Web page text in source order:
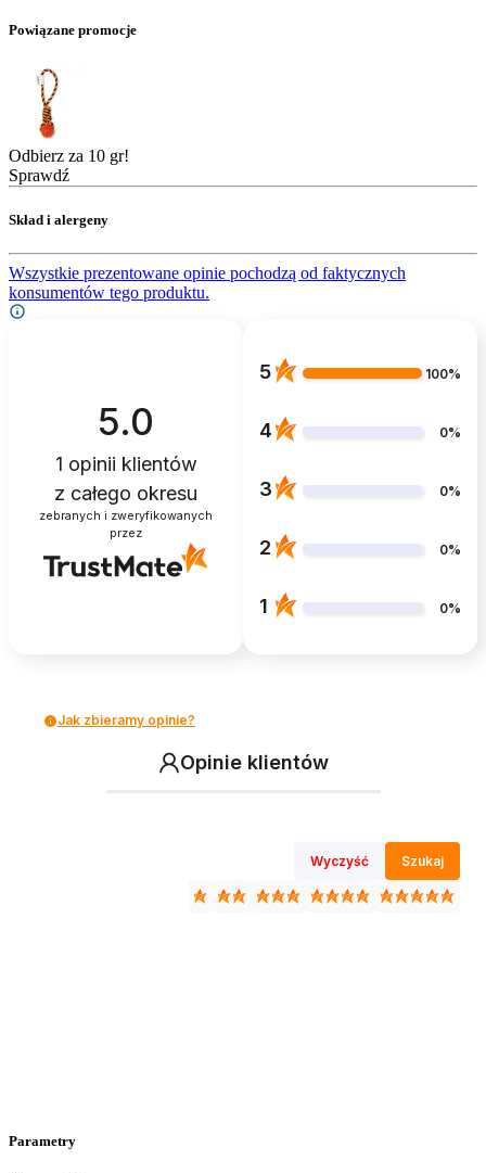
Powiązane promocje
Odbierz za 10 gr!
Sprawdź
Skład i alergeny
Wszystkie prezentowane opinie pochodzą od faktycznych
konsumentów tego produktu.
5.0
1 opinii klientów
z całego okresu
zebranych i zweryfikowanych
przez
5 100%
4 0%
3 0%
2 0%
1 0%
Jak zbieramy opinie?
Opinie klientów
Wyczyść Szukaj
Parametry